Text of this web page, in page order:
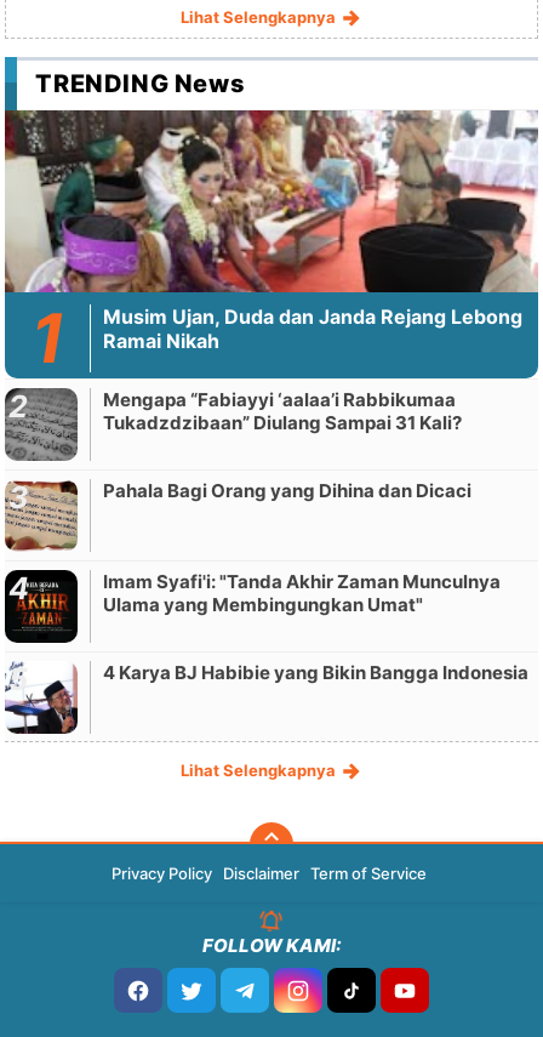
Lihat Selengkapnya
TRENDING News
Musim Ujan, Duda dan Janda Rejang Lebong
Ramai Nikah
Mengapa “Fabiayyi ‘aalaa’i Rabbikumaa
Tukadzdzibaan” Diulang Sampai 31 Kali?
Pahala Bagi Orang yang Dihina dan Dicaci
Imam Syafi'i: "Tanda Akhir Zaman Munculnya
Ulama yang Membingungkan Umat"
4 Karya BJ Habibie yang Bikin Bangga Indonesia
Lihat Selengkapnya
Privacy Policy Disclaimer Term of Service
FOLLOW KAMI: